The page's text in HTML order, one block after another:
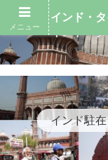
インド駐在
メニュー
インド・